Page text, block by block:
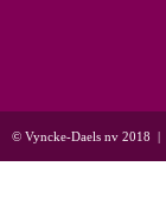
© Vyncke-Daels nv 2018 |